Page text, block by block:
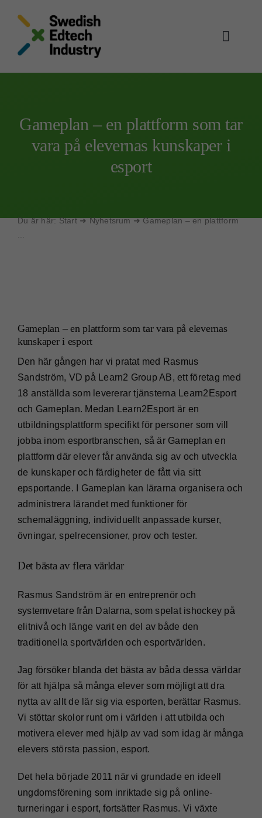
Toggle
Edtech i fokus
Gameplan – en plattform som tar
vara på elevernas kunskaper i
esport
Du är här:Start➜Nyhetsrum➜Gameplan – en plattform
...
Gameplan – en plattform som tar vara på elevernas
kunskaper i esport
Den här gången har vi pratat med Rasmus
Sandström, VD på Learn2 Group AB, ett företag med
18 anställda som levererar tjänsterna Learn2Esport
och Gameplan. Medan Learn2Esport är en
utbildningsplattform specifikt för personer som vill
jobba inom esportbranschen, så är Gameplan en
plattform där elever får använda sig av och utveckla
de kunskaper och färdigheter de fått via sitt
epsportande. I Gameplan kan lärarna organisera och
administrera lärandet med funktioner för
schemaläggning, individuellt anpassade kurser,
övningar, spelrecensioner, prov och tester.
Det bästa av flera världar
Rasmus Sandström är en entreprenör och
systemvetare från Dalarna, som spelat ishockey på
elitnivå och länge varit en del av både den
traditionella sportvärlden och esportvärlden.
Jag försöker blanda det bästa av båda dessa världar
för att hjälpa så många elever som möjligt att dra
nytta av allt de lär sig via esporten, berättar Rasmus.
Vi stöttar skolor runt om i världen i att utbilda och
motivera elever med hjälp av vad som idag är många
elevers största passion, esport.
Det hela började 2011 när vi grundade en ideell
ungdomsförening som inriktade sig på online-
turneringar i esport, fortsätter Rasmus. Vi växte